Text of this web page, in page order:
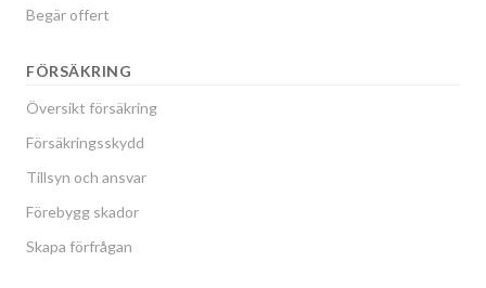
Begär offert
FÖRSÄKRING
Översikt försäkring
Försäkringsskydd
Tillsyn och ansvar
Förebygg skador
Skapa förfrågan